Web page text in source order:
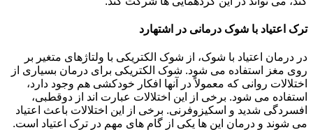
ترک اعتیاد با شوک درمانی در اشتهارد
در درمان اعتیاد با شوک، از شوک الکتریکی با ولتاژهای متغیر بر
روی مغز استفاده می شود. شوک الکتریکی برای درمان بسیاری از
اختلالات روانی که معمولاً در آنها افکار خودکشی هم وجود دارد،
استفاده می شود. برخی از این اختلالات عبارت اند از دوقطبی،
افسردگی شدید و اسکیزوفرنی. برخی از این اختلالات باعث اعتیاد
می شوند و درمان این ها یکی از گام های مهم در ترک اعتیاد است.